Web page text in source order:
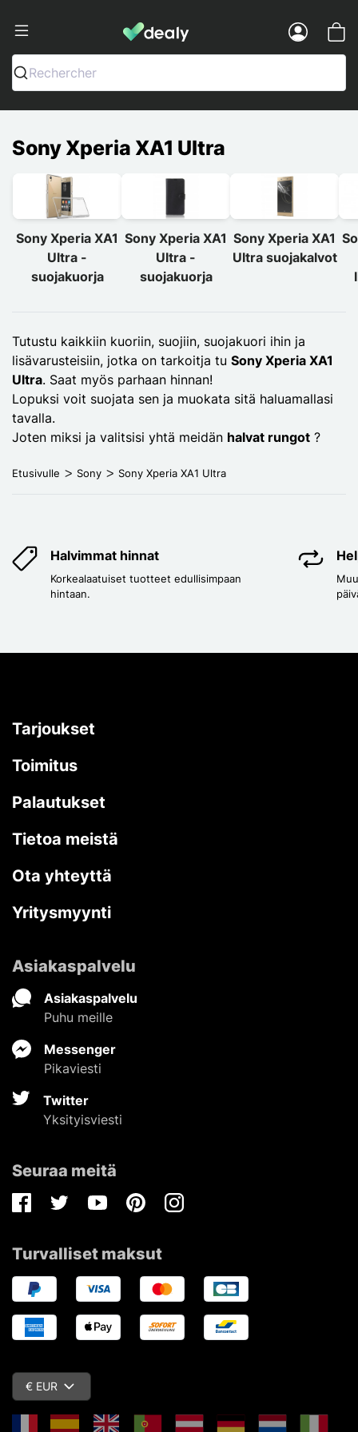
Dealy - Kotelot ja tarvikkeet
Rechercher
Sony Xperia XA1 Ultra
Sony Xperia XA1
Ultra -
suojakuorja
Sony Xperia XA1
Ultra -
suojakuorja
Sony Xperia XA1
Ultra suojakalvot
Tutustu kaikkiin kuoriin, suojiin, suojakuori ihin ja
lisävarusteisiin, jotka on tarkoitja tu Sony Xperia XA1
Ultra. Saat myös parhaan hinnan!
Lopuksi voit suojata sen ja muokata sitä haluamallasi
tavalla.
Joten miksi ja valitsisi yhtä meidän halvat rungot ?
Etusivulle Sony Sony Xperia XA1 Ultra
Halvimmat hinnat
Korkealaatuiset tuotteet edullisimpaan
hintaan.
Tarjoukset
Toimitus
Palautukset
Tietoa meistä
Ota yhteyttä
Yritysmyynti
Asiakaspalvelu
Asiakaspalvelu
Puhu meille
Messenger
Pikaviesti
Twitter
Yksityisviesti
Seuraa meitä
FacebookTwitterYoutubePinterestInstagram
Turvalliset maksut
€ EUR